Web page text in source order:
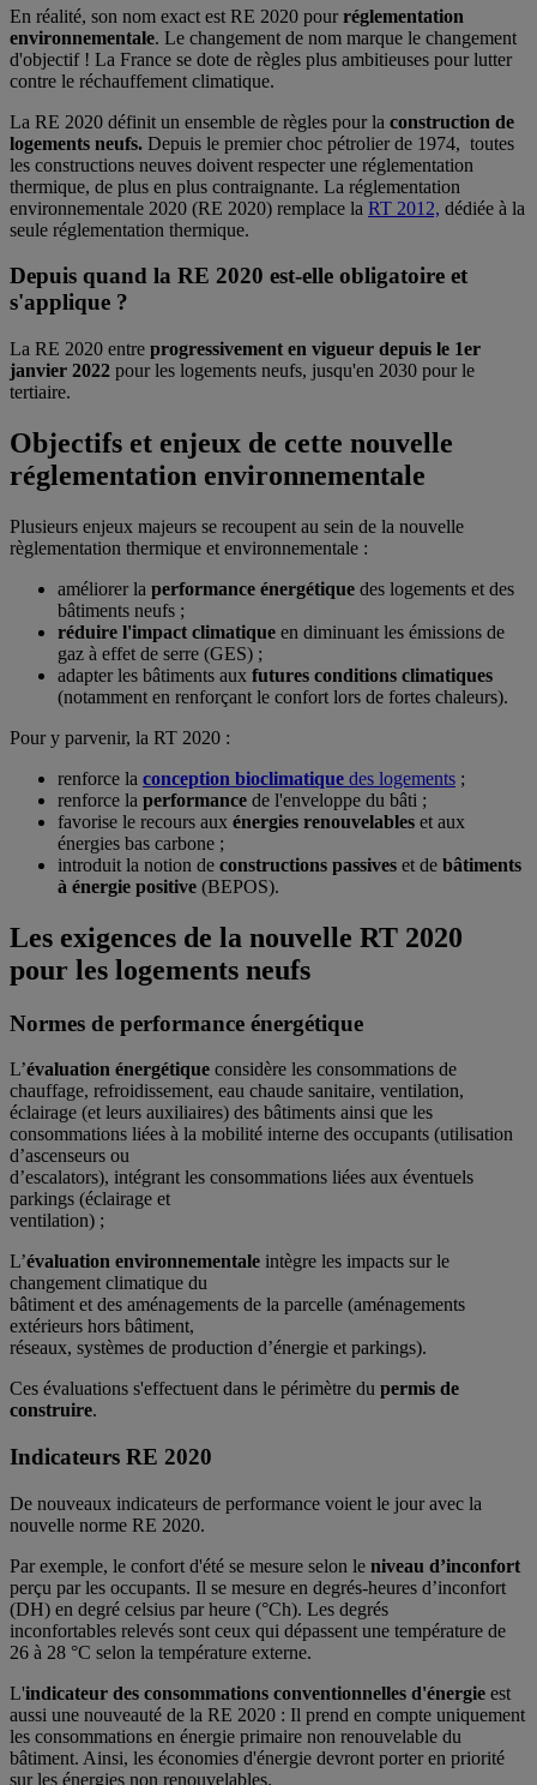
En réalité, son nom exact est RE 2020 pourréglementation
environnementale. Le changement de nom marque le changement
d'objectif ! La France se dote de règles plus ambitieuses pour lutter
contre le réchauffement climatique.
La RE 2020 définit un ensemble de règles pour la construction de
logements neufs. Depuis le premier choc pétrolier de 1974, toutes
les constructions neuves doivent respecter une réglementation
thermique, de plus en plus contraignante. La réglementation
environnementale 2020 (RE 2020) remplace la RT 2012, dédiée à la
seule réglementation thermique.
Depuis quand la RE 2020 est-elle obligatoire et
s'applique ?
La RE 2020 entre progressivement en vigueur depuis le 1er
janvier 2022 pour les logements neufs, jusqu'en 2030 pour le
tertiaire.
Objectifs et enjeux de cette nouvelle
réglementation environnementale
Plusieurs enjeux majeurs se recoupent au sein de la nouvelle
règlementation thermique et environnementale :
améliorer la performance énergétique des logements et des
bâtiments neufs ;
réduire l'impact climatique en diminuant les émissions de
gaz à effet de serre (GES) ;
adapter les bâtiments aux futures conditions climatiques
(notamment en renforçant le confort lors de fortes chaleurs).
Pour y parvenir, la RT 2020 :
renforce la conception bioclimatique des logements ;
renforce la performance de l'enveloppe du bâti ;
favorise le recours aux énergies renouvelables et aux
énergies bas carbone ;
introduit la notion de constructions passives et de bâtiments
à énergie positive (BEPOS).
Les exigences de la nouvelle RT 2020
pour les logements neufs
Normes de performance énergétique
L’évaluation énergétique considère les consommations de
chauffage, refroidissement, eau chaude sanitaire, ventilation,
éclairage (et leurs auxiliaires) des bâtiments ainsi que les
consommations liées à la mobilité interne des occupants (utilisation
d’ascenseurs ou
d’escalators), intégrant les consommations liées aux éventuels
parkings (éclairage et
ventilation) ;
L’évaluation environnementale intègre les impacts sur le
changement climatique du
bâtiment et des aménagements de la parcelle (aménagements
extérieurs hors bâtiment,
réseaux, systèmes de production d’énergie et parkings).
Ces évaluations s'effectuent dans le périmètre du permis de
construire.
Indicateurs RE 2020
De nouveaux indicateurs de performance voient le jour avec la
nouvelle norme RE 2020.
Par exemple, le confort d'été se mesure selon le niveau d’inconfort
perçu par les occupants. Il se mesure en degrés-heures d’inconfort
(DH) en degré celsius par heure (°Ch). Les degrés
inconfortables relevés sont ceux qui dépassent une température de
26 à 28 °C selon la température externe.
L'indicateur des consommations conventionnelles d'énergie est
aussi une nouveauté de la RE 2020 : Il prend en compte uniquement
les consommations en énergie primaire non renouvelable du
bâtiment. Ainsi, les économies d'énergie devront porter en priorité
sur les énergies non renouvelables.